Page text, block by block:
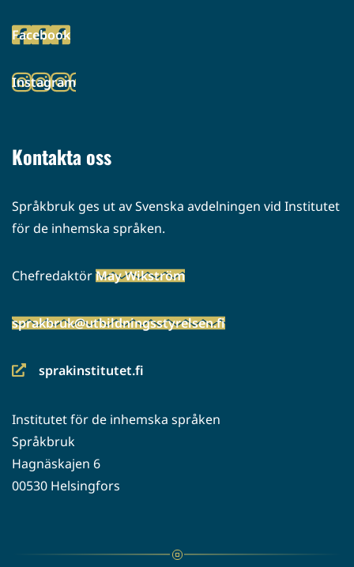
palveluun)
Facebook
(siirryt
palveluun)
Instagram
(siirryt
Kontakta oss
Språkbruk ges ut av Svenska avdelningen vid Institutet
för de inhemska språken.
ChefredaktörMay Wikström
sprakbruk@utbildningsstyrelsen.fi
sprakinstitutet.fi
(siirryt
palveluun)
Institutet för de inhemska språken
Språkbruk
Hagnäskajen 6
00530 Helsingfors